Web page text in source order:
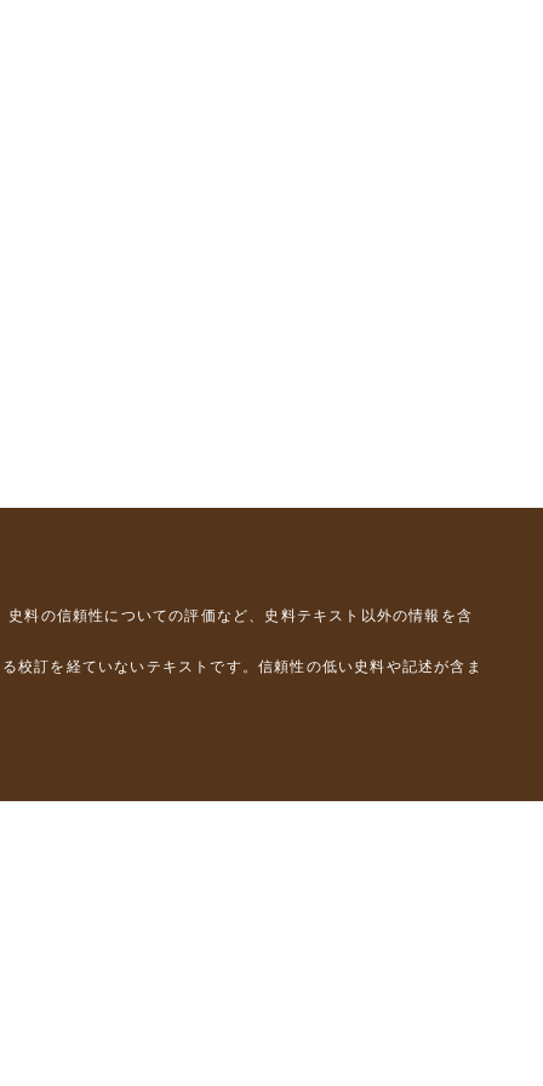
料の信頼性についての評価など、史料テキスト以外の情報を含
校訂を経ていないテキストです。信頼性の低い史料や記述が含ま